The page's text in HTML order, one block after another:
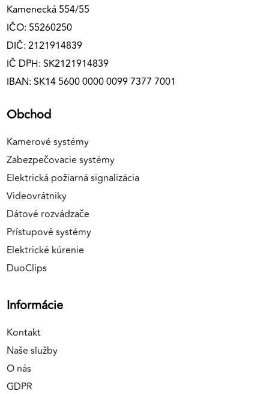
Kamenecká 554/55
IČO: 55260250
DIČ: 2121914839
IČ DPH: SK2121914839
IBAN: SK14 5600 0000 0099 7377 7001
Obchod
Kamerové systémy
Zabezpečovacie systémy
Elektrická požiarná signalizácia
Videovrátniky
Dátové rozvádzače
Prístupové systémy
Elektrické kúrenie
DuoClips
Informácie
Kontakt
Naše služby
O nás
GDPR